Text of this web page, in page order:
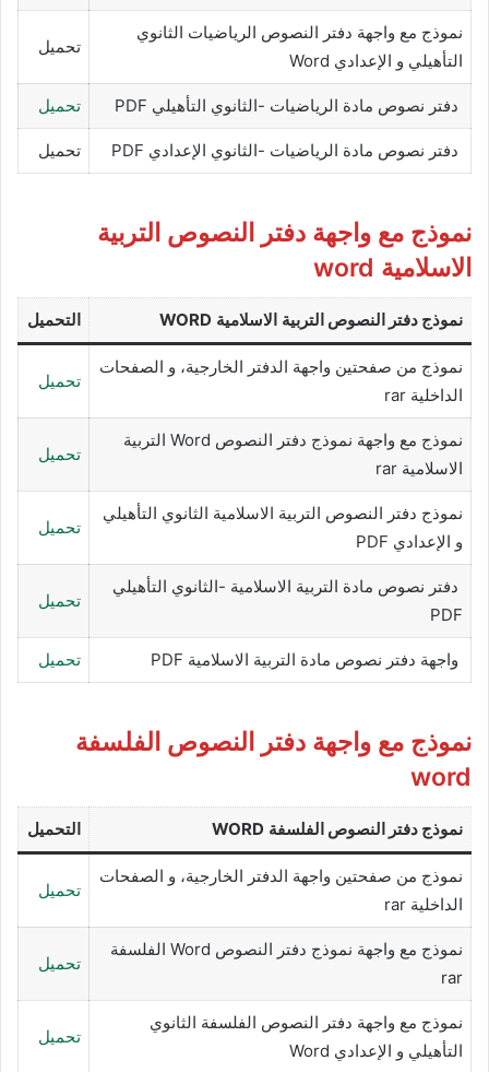
نموذج مع واجهة دفتر النصوص الرياضيات الثانوي
التأهيلي و الإعدادي Word
تحميل
دفتر نصوص مادة الرياضيات -الثانوي التأهيلي PDF تحميل
دفتر نصوص مادة الرياضيات -الثانوي الإعدادي PDF تحميل
نموذج مع واجهة دفتر النصوص التربية
الاسلامية word
نموذج دفتر النصوص التربية الاسلامية WORD التحميل
نموذج من صفحتين واجهة الدفتر الخارجية، و الصفحات
الداخلية rar
تحميل
نموذج مع واجهة نموذج دفتر النصوص Word التربية
الاسلامية rar
تحميل
نموذج دفتر النصوص التربية الاسلامية الثانوي التأهيلي
و الإعدادي PDF
تحميل
دفتر نصوص مادة التربية الاسلامية -الثانوي التأهيلي
PDF
تحميل
واجهة دفتر نصوص مادة التربية الاسلامية PDF تحميل
نموذج مع واجهة دفتر النصوص الفلسفة
word
نموذج دفتر النصوص الفلسفة WORD التحميل
نموذج من صفحتين واجهة الدفتر الخارجية، و الصفحات
الداخلية rar
تحميل
نموذج مع واجهة نموذج دفتر النصوص Word الفلسفة
rar
تحميل
نموذج مع واجهة دفتر النصوص الفلسفة الثانوي
التأهيلي و الإعدادي Word
تحميل